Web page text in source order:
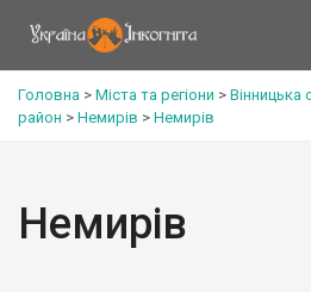
Головна > Міста та регіони > Вінницька
район > Немирів > Немирів
Немирів